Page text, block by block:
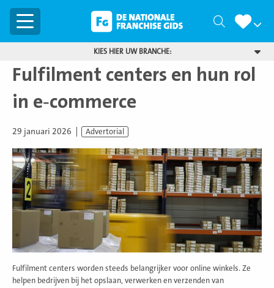
Menu Zoeken
KIES HIER UW BRANCHE:
Fulfilment centers en hun rol
in e‑commerce
29 januari 2026 Advertorial
Fulfilment centers worden steeds belangrijker voor online winkels. Ze
helpen bedrijven bij het opslaan, verwerken en verzenden van